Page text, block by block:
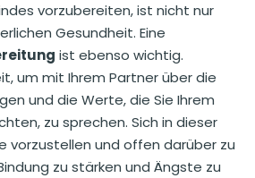
vorzubereiten, ist nicht nur
Gesundheit. Eine
ist ebenso wichtig.
um mit Ihrem Partner über die
und die Werte, die Sie Ihrem
zu sprechen. Sich in dieser
vorzustellen und offen darüber zu
zu stärken und Ängste zu